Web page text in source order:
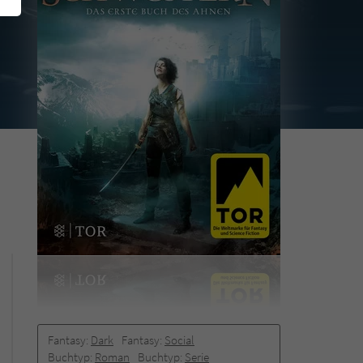
Fantasy: Dark Fantasy: Social
Buchtyp: Roman Buchtyp: Serie